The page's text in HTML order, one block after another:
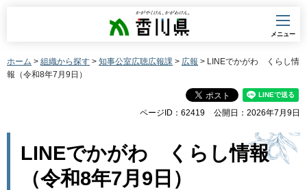
香川県
メニュー
ホーム > 組織から探す > 知事公室広聴広報課 > 広報 > LINEでかがわ くらし情
報（令和8年7月9日）
ページID：62419 公開日：2026年7月9日
LINEでかがわ くらし情報
（令和8年7月9日）